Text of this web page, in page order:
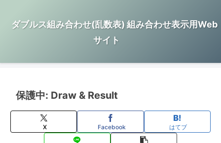
ダブルス組み合わせ(乱数表) 組み合わせ表示用Web
サイト
保護中: Draw & Result
X Facebook はてブ